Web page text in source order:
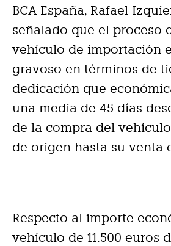
BCA España, Rafael
señalado que el proceso
vehículo de importación
gravoso en términos de
dedicación que
una media de 45 días
de la compra del
de origen hasta su venta
Respecto al importe
vehículo de 11.500 euros